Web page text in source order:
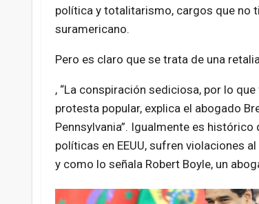
política y totalitarismo, cargos que no
suramericano.
Pero es claro que se trata de una
, “La conspiración sediciosa, por lo
protesta popular, explica el abogado
Pennsylvania”. Igualmente es
políticas en EEUU, sufren violaciones
y como lo señala Robert Boyle, un